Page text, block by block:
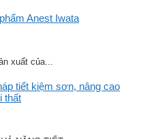
Anest Iwata
xuất của...
tiết kiệm sơn, nâng cao
thất